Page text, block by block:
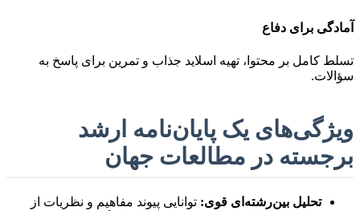
آمادگی برای دفاع
تسلط کامل بر محتوا، تهیه اسلاید جذاب و تمرین برای پاسخ به
سؤالات.
ویژگی‌های یک پایان‌نامه ارشد
برجسته در مطالعات جهان
تحلیل بین‌رشته‌ای قوی: توانایی پیوند مفاهیم و نظریات از